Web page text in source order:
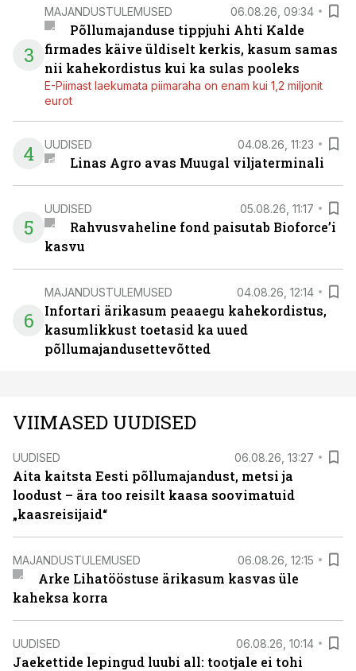
3
MAJANDUSTULEMUSED 06.08.26, 09:34
Põllumajanduse tippjuhi Ahti Kalde
firmades käive üldiselt kerkis, kasum samas
nii kahekordistus kui ka sulas pooleks
E-Piimast laekumata piimaraha on enam kui 1,2 miljonit
eurot
4 UUDISED 04.08.26, 11:23
Linas Agro avas Muugal viljaterminali
5
UUDISED 05.08.26, 11:17
Rahvusvaheline fond paisutab Bioforce’i
kasvu
6
MAJANDUSTULEMUSED 04.08.26, 12:14
Infortari ärikasum peaaegu kahekordistus,
kasumlikkust toetasid ka uued
põllumajandusettevõtted
VIIMASED UUDISED
UUDISED 06.08.26, 13:27
Aita kaitsta Eesti põllumajandust, metsi ja
loodust – ära too reisilt kaasa soovimatuid
„kaasreisijaid“
MAJANDUSTULEMUSED 06.08.26, 12:15
Arke Lihatööstuse ärikasum kasvas üle
kaheksa korra
UUDISED 06.08.26, 10:14
Jaekettide lepingud luubi all: tootjale ei tohi